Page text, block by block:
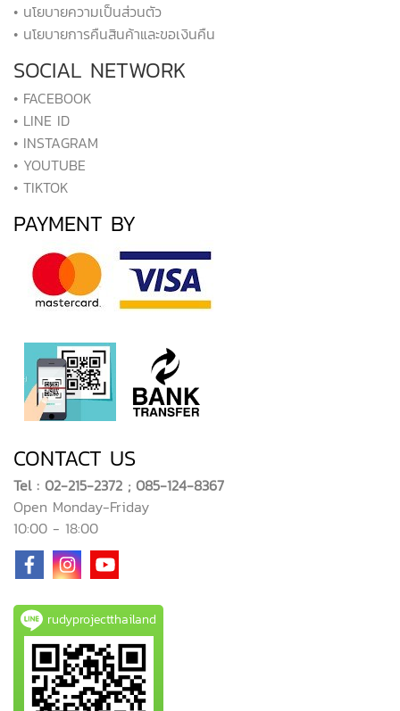
• นโยบายความเป็นส่วนตัว
• นโยบายการคืนสินค้าและขอเงินคืน
SOCIAL NETWORK
• FACEBOOK
• LINE ID
• INSTAGRAM
• YOUTUBE
• TIKTOK
PAYMENT BY
CONTACT US
Tel : 02-215-2372 ; 085-124-8367
Open Monday-Friday
10:00 - 18:00
rudyprojectthailand